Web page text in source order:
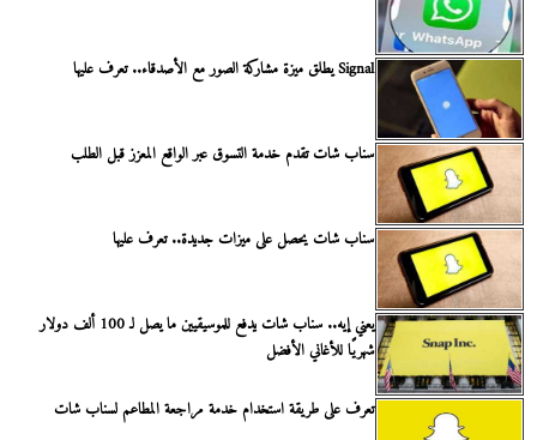
Signal يطلق ميزة مشاركة الصور مع الأصدقاء.. تعرف عليها
سناب شات تقدم خدمة التسوق عبر الواقع المعزز قبل الطلب
سناب شات يحصل على ميزات جديدة.. تعرف عليها
يعني إيه.. سناب شات يدفع للموسيقيين ما يصل لـ 100 ألف دولار
شهريًا للأغاني الأفضل
تعرف على طريقة استخدام خدمة مراجعة المطاعم لسناب شات